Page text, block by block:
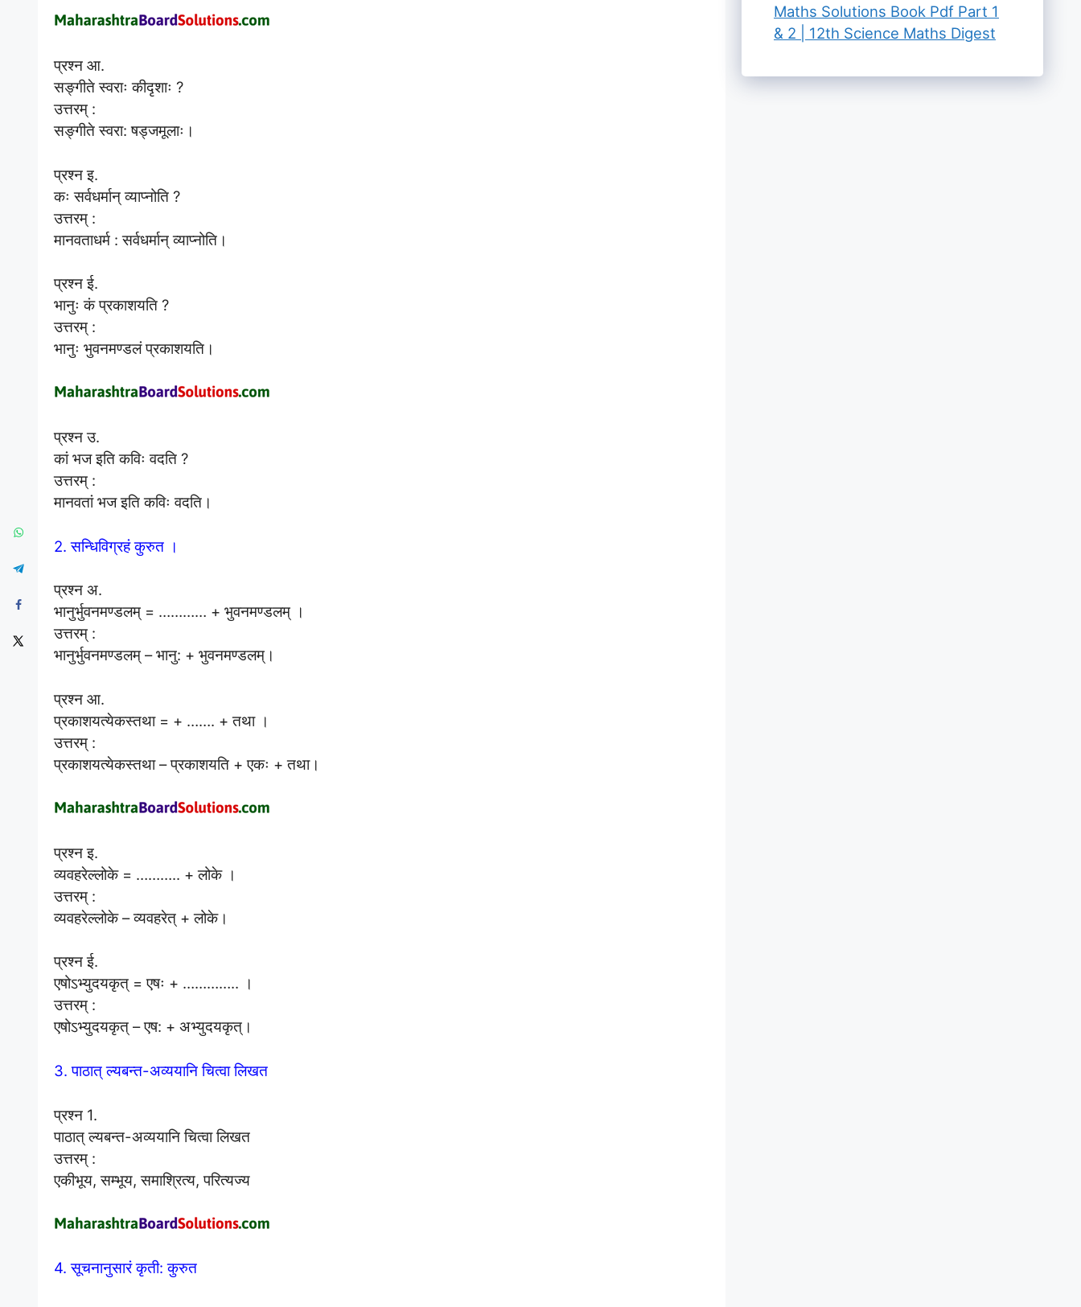
प्रश्न आ.
सङ्गीते स्वराः कीदृशाः ?
उत्तरम् :
सङ्गीते स्वरा: षड्जमूलाः।
प्रश्न इ.
कः सर्वधर्मान् व्याप्नोति ?
उत्तरम् :
मानवताधर्म : सर्वधर्मान् व्याप्नोति।
प्रश्न ई.
भानुः कं प्रकाशयति ?
उत्तरम् :
भानुः भुवनमण्डलं प्रकाशयति।
प्रश्न उ.
कां भज इति कविः वदति ?
उत्तरम् :
मानवतां भज इति कविः वदति।
2. सन्धिविग्रहं कुरुत ।
प्रश्न अ.
भानुर्भुवनमण्डलम् = ………… + भुवनमण्डलम् ।
उत्तरम् :
भानुर्भुवनमण्डलम् – भानु: + भुवनमण्डलम्।
प्रश्न आ.
प्रकाशयत्येकस्तथा = + ……. + तथा ।
उत्तरम् :
प्रकाशयत्येकस्तथा – प्रकाशयति + एकः + तथा।
प्रश्न इ.
व्यवहरेल्लोके = ……….. + लोके ।
उत्तरम् :
व्यवहरेल्लोके – व्यवहरेत् + लोके।
प्रश्न ई.
एषोऽभ्युदयकृत् = एषः + ………….. ।
उत्तरम् :
एषोऽभ्युदयकृत् – एष: + अभ्युदयकृत्।
3. पाठात् ल्यबन्त-अव्ययानि चित्वा लिखत
प्रश्न 1.
पाठात् ल्यबन्त-अव्ययानि चित्वा लिखत
उत्तरम् :
एकीभूय, सम्भूय, समाश्रित्य, परित्यज्य
4. सूचनानुसारं कृती: कुरुत
Maths Solutions Book Pdf Part 1
& 2 | 12th Science Maths Digest